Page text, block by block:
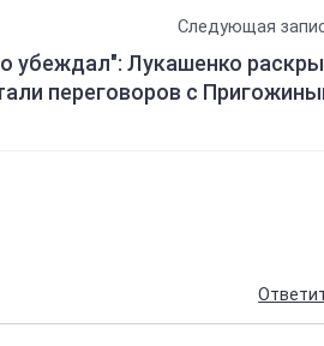
Следующая
убеждал": Лукашенко
переговоров с